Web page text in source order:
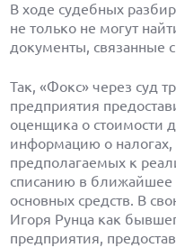
В ходе судебных
не только не могут
документы, связанные
Так, «Фокс» через суд
предприятия
оценщика о стоимости
информацию о налогах,
предполагаемых к
списанию в ближайшее
основных средств. В
Игоря Рунца как
предприятия,